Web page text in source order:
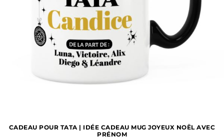
CADEAU POUR TATA | IDÉE CADEAU MUG JOYEUX NOËL AVEC
PRÉNOM